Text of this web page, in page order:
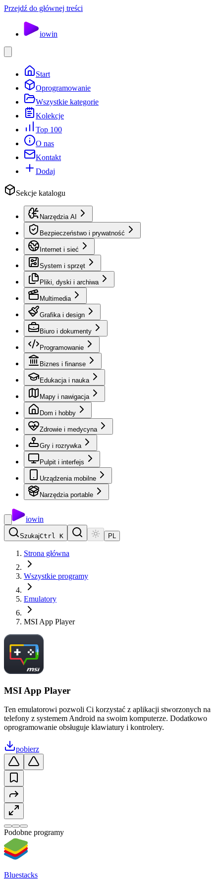
Przejdź do głównej treści
iowin
Start
Oprogramowanie
Wszystkie kategorie
Kolekcje
Top 100
O nas
Kontakt
Dodaj
Sekcje katalogu
Narzędzia AI
Bezpieczeństwo i prywatność
Internet i sieć
System i sprzęt
Pliki, dyski i archiwa
Multimedia
Grafika i design
Biuro i dokumenty
Programowanie
Biznes i finanse
Edukacja i nauka
Mapy i nawigacja
Dom i hobby
Zdrowie i medycyna
Gry i rozrywka
Pulpit i interfejs
Urządzenia mobilne
Narzędzia portable
iowin
SzukajCtrl K PL
Strona główna
Wszystkie programy
Emulatory
MSI App Player
MSI App Player
Ten emulatorowi pozwoli Ci korzystać z aplikacji stworzonych na
telefony z systemem Android na swoim komputerze. Dodatkowo
oprogramowanie obsługuje klawiatury i kontrolery.
pobierz
Podobne programy
Bluestacks